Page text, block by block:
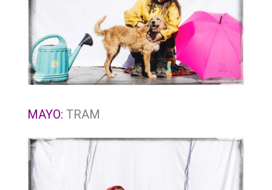
MAYO: TRAM